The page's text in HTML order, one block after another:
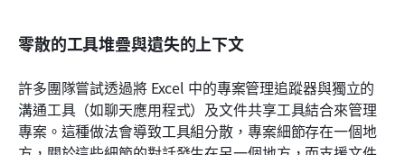
零散的工具堆疊與遺失的上下文
許多團隊嘗試透過將 Excel 中的專案管理追蹤器與獨立的
溝通工具（如聊天應用程式）及文件共享工具結合來管理
專案。這種做法會導致工具組分散，專案細節存在一個地